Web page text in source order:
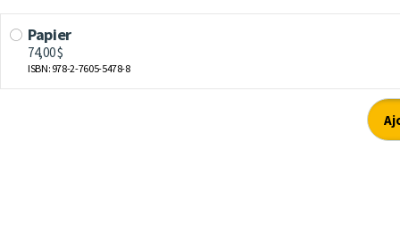
Papier
74,00 $
ISBN: 978-2-7605-5478-8